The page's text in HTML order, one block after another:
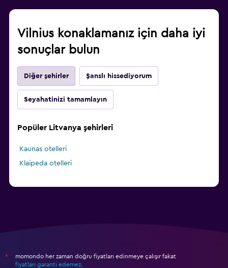
Vilnius konaklamanız için daha iyi
sonuçlar bulun
Diğer şehirler Şanslı hissediyorum
Seyahatinizi tamamlayın
Popüler Litvanya şehirleri
Kaunas otelleri
Klaipeda otelleri
*
momondo her zaman doğru fiyatları edinmeye çalışır fakat
fiyatları garanti edemez